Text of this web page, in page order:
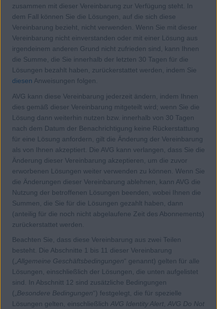
zusammen mit dieser Vereinbarung zur Verfügung steht. In
dem Fall können Sie die Lösungen, auf die sich diese
Vereinbarung bezieht, nicht verwenden. Wenn Sie mit dieser
Vereinbarung nicht einverstanden oder mit einer Lösung aus
irgendeinem anderen Grund nicht zufrieden sind, kann Ihnen
die Summe, die Sie innerhalb der letzten 30 Tagen für die
Lösungen bezahlt haben, zurückerstattet werden, indem Sie
diesen Anweisungen folgen.
AVG kann diese Vereinbarung jederzeit ändern, indem Ihnen
dies gemäß dieser Vereinbarung mitgeteilt wird; wenn Sie die
Lösung dann weiterhin nutzen bzw. innerhalb von 30 Tagen
nach dem Datum der Benachrichtigung keine Rückerstattung
für eine Lösung anfordern, gilt die Änderung der Vereinbarung
als von Ihnen akzeptiert. Die AVG kann verlangen, dass Sie die
Änderung dieser Vereinbarung akzeptieren, um die zuvor
erworbenen Lösungen weiter verwenden zu können. Wenn Sie
die Änderungen dieser Vereinbarung ablehnen, kann AVG die
Nutzung der betroffenen Lösungen beenden, wobei Ihnen die
Summen, die Sie für die Lösungen gezahlt haben, dann
(anteilig für die noch nicht abgelaufene Zeit des Abonnements)
zurückerstattet werden.
Beachten Sie, dass diese Vereinbarung aus zwei Teilen
besteht. Die Abschnitte 1 bis 11 dieser Vereinbarung
(„Allgemeine Geschäftsbedingungen“ genannt) gelten für alle
Lösungen, einschließlich der Lösungen, die unten aufgelistet
sind. In Abschnitt 12 sind zusätzliche Bedingungen
(„Besondere Bedingungen“) festgelegt, die für spezielle
Lösungen gelten, einschließlich AVG Identity Alert AVG Do Not